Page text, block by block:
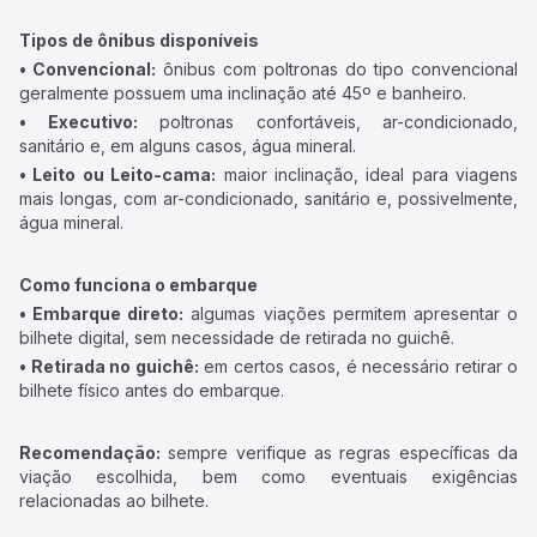
Tipos de ônibus disponíveis
• Convencional: ônibus com poltronas do tipo convencional
geralmente possuem uma inclinação até 45º e banheiro.
• Executivo: poltronas confortáveis, ar-condicionado,
sanitário e, em alguns casos, água mineral.
• Leito ou Leito-cama: maior inclinação, ideal para viagens
mais longas, com ar-condicionado, sanitário e, possivelmente,
água mineral.
Como funciona o embarque
• Embarque direto: algumas viações permitem apresentar o
bilhete digital, sem necessidade de retirada no guichê.
• Retirada no guichê: em certos casos, é necessário retirar o
bilhete físico antes do embarque.
Recomendação: sempre verifique as regras específicas da
viação escolhida, bem como eventuais exigências
relacionadas ao bilhete.